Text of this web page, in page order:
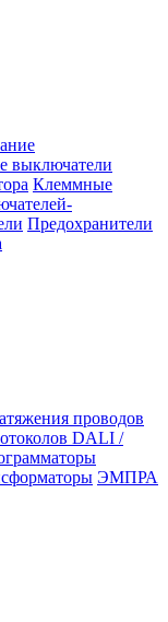
выключатели
Клеммные
Предохранители
проводов
DALI /
ЭМПРА